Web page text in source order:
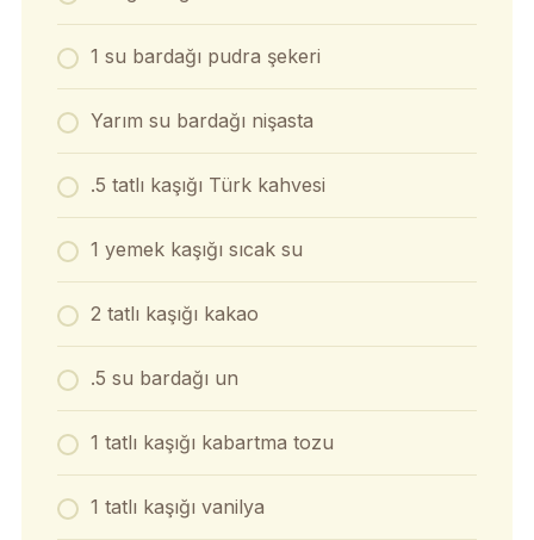
1 su bardağı pudra şekeri
Yarım su bardağı nişasta
.5 tatlı kaşığı Türk kahvesi
1 yemek kaşığı sıcak su
2 tatlı kaşığı kakao
.5 su bardağı un
1 tatlı kaşığı kabartma tozu
1 tatlı kaşığı vanilya